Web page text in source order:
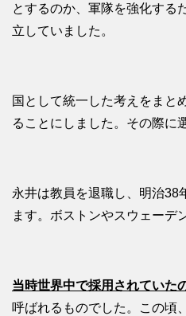
とするのか、軍隊を強化する
立していました。
国として統一した考えをまと
ることにしました。その際に
永井は教員を退職し、明治38
ます。ボストンやスウェーデ
当時世界中で採用されていた
呼ばれるものでした。この頃